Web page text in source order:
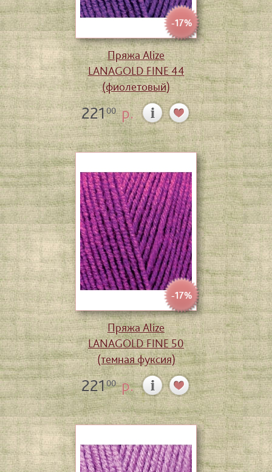
-17%
Пряжа Alize
LANAGOLD FINE 44
(фиолетовый)
22100р.
-17%
Пряжа Alize
LANAGOLD FINE 50
(темная фуксия)
22100р.